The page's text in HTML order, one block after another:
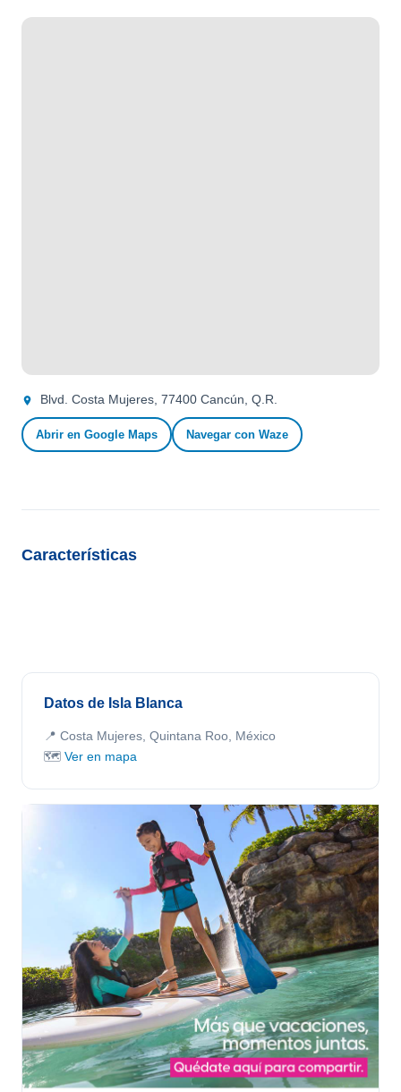
Blvd. Costa Mujeres, 77400 Cancún, Q.R.
Abrir en Google Maps Navegar con Waze
Características
Datos de Isla Blanca
📍 Costa Mujeres, Quintana Roo, México
🗺️ Ver en mapa